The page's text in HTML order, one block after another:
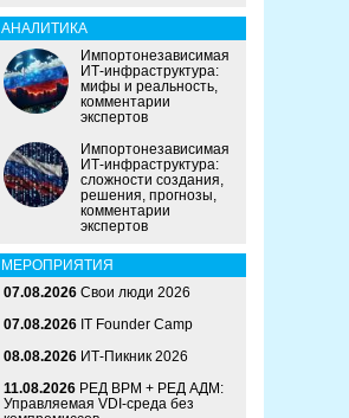
АНАЛИТИКА
Импортонезависимая
ИТ-инфраструктура:
мифы и реальность,
комментарии
экспертов
Импортонезависимая
ИТ-инфраструктура:
сложности создания,
решения, прогнозы,
комментарии
экспертов
МЕРОПРИЯТИЯ
07.08.2026 Свои люди 2026
07.08.2026 IT Founder Camp
08.08.2026 ИТ-Пикник 2026
11.08.2026 РЕД ВРМ + РЕД АДМ:
Управляемая VDI-среда без